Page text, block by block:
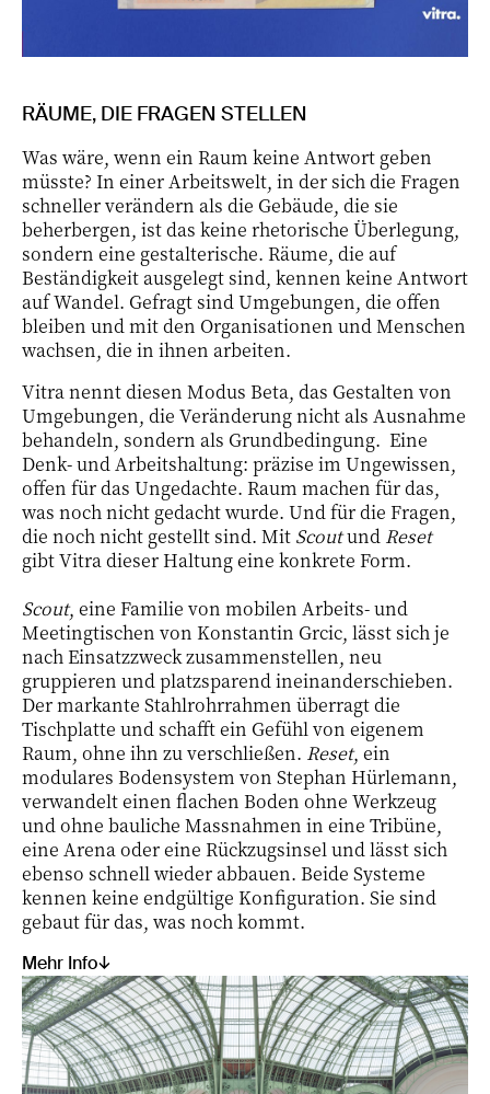
RÄUME, DIE FRAGEN STELLEN
Was wäre, wenn ein Raum keine Antwort geben
müsste? In einer Arbeitswelt, in der sich die Fragen
schneller verändern als die Gebäude, die sie
beherbergen, ist das keine rhetorische Überlegung,
sondern eine gestalterische. Räume, die auf
Beständigkeit ausgelegt sind, kennen keine Antwort
auf Wandel. Gefragt sind Umgebungen, die offen
bleiben und mit den Organisationen und Menschen
wachsen, die in ihnen arbeiten.
Vitra nennt diesen Modus Beta, das Gestalten von
Umgebungen, die Veränderung nicht als Ausnahme
behandeln, sondern als Grundbedingung. Eine
Denk- und Arbeitshaltung: präzise im Ungewissen,
offen für das Ungedachte. Raum machen für das,
was noch nicht gedacht wurde. Und für die Fragen,
die noch nicht gestellt sind. Mit Scoutund Reset
gibt Vitra dieser Haltung eine konkrete Form.
Scout, eine Familie von mobilen Arbeits- und
Meetingtischen von Konstantin Grcic, lässt sich je
nach Einsatzzweck zusammenstellen, neu
gruppieren und platzsparend ineinanderschieben.
Der markante Stahlrohrrahmen überragt die
Tischplatte und schafft ein Gefühl von eigenem
Raum, ohne ihn zu verschließen. Reset, ein
modulares Bodensystem von Stephan Hürlemann,
verwandelt einen flachen Boden ohne Werkzeug
und ohne bauliche Massnahmen in eine Tribüne,
eine Arena oder eine Rückzugsinsel und lässt sich
ebenso schnell wieder abbauen. Beide Systeme
kennen keine endgültige Konfiguration. Sie sind
gebaut für das, was noch kommt.
Mehr Info↓